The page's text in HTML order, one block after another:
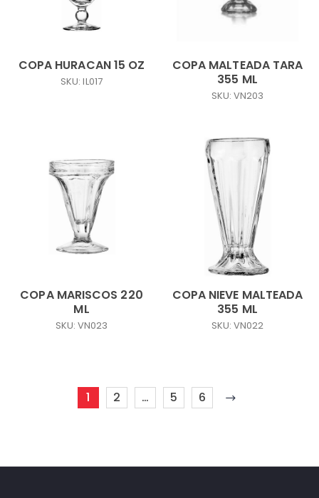
COPA HURACAN 15 OZ
SKU: IL017
COPA MALTEADA TARA
355 ML
SKU: VN203
COPA MARISCOS 220
ML
SKU: VN023
COPA NIEVE MALTEADA
355 ML
SKU: VN022
1 2 … 5 6